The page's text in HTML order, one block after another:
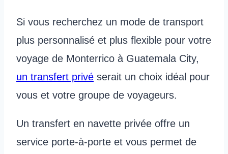
Si vous recherchez un mode de transport
plus personnalisé et plus flexible pour votre
voyage de Monterrico à Guatemala City,
un transfert privé serait un choix idéal pour
vous et votre groupe de voyageurs.
Un transfert en navette privée offre un
service porte-à-porte et vous permet de